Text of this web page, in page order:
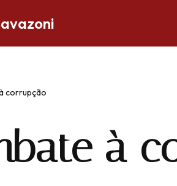
corrupção
à